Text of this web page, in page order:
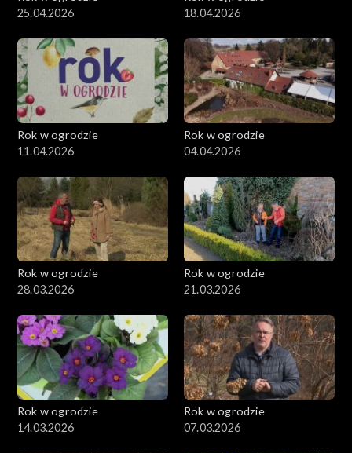
25.04.2026
18.04.2026
Rok w ogrodzie
11.04.2026
Rok w ogrodzie
04.04.2026
Rok w ogrodzie
28.03.2026
Rok w ogrodzie
21.03.2026
Rok w ogrodzie
14.03.2026
Rok w ogrodzie
07.03.2026